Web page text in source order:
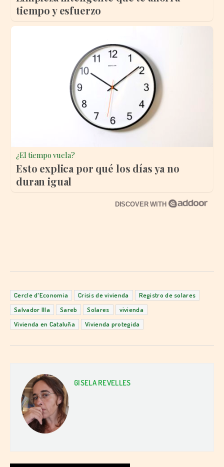
tiempo y esfuerzo
¿El tiempo vuela?
Esto explica por qué los días ya no
duran igual
DISCOVER WITH
Cercle d'Economia Crisis de vivienda
Registro de solares
Salvador Illa
Sareb Solares
vivienda
Vivienda en Cataluña
Vivienda protegida
GISELA REVELLES